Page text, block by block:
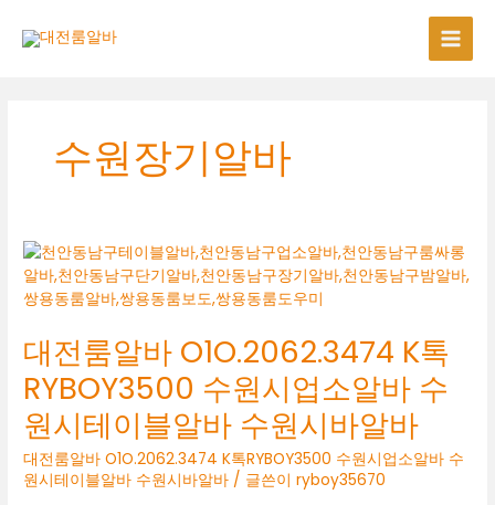
수원장기알바
대전룸알바 O1O.2062.3474 K톡
RYBOY3500 수원시업소알바 수
원시테이블알바 수원시바알바
대전룸알바 O1O.2062.3474 K톡RYBOY3500 수원시업소알바 수
원시테이블알바 수원시바알바 / 글쓴이ryboy35670